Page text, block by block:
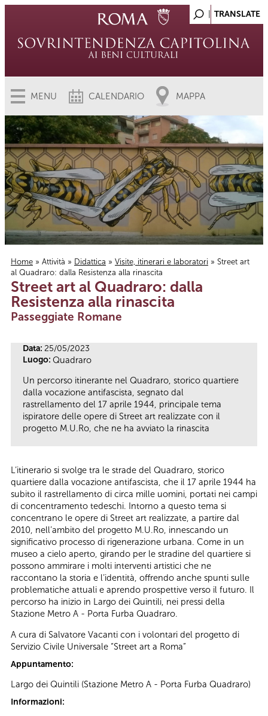
MENU CALENDARIO MAPPA
Tu sei qui
Home » Attività » Didattica » Visite, itinerari e laboratori » Street art
al Quadraro: dalla Resistenza alla rinascita
Street art al Quadraro: dalla
Resistenza alla rinascita
Passeggiate Romane
Data: 25/05/2023
Luogo: Quadraro
Un percorso itinerante nel Quadraro, storico quartiere
dalla vocazione antifascista, segnato dal
rastrellamento del 17 aprile 1944, principale tema
ispiratore delle opere di Street art realizzate con il
progetto M.U.Ro, che ne ha avviato la rinascita
L’itinerario si svolge tra le strade del Quadraro, storico
quartiere dalla vocazione antifascista, che il 17 aprile 1944 ha
subito il rastrellamento di circa mille uomini, portati nei campi
di concentramento tedeschi. Intorno a questo tema si
concentrano le opere di Street art realizzate, a partire dal
2010, nell’ambito del progetto M.U.Ro, innescando un
significativo processo di rigenerazione urbana. Come in un
museo a cielo aperto, girando per le stradine del quartiere si
possono ammirare i molti interventi artistici che ne
raccontano la storia e l’identità, offrendo anche spunti sulle
problematiche attuali e aprendo prospettive verso il futuro. Il
percorso ha inizio in Largo dei Quintili, nei pressi della
Stazione Metro A - Porta Furba Quadraro.
A cura di Salvatore Vacanti con i volontari del progetto di
Servizio Civile Universale “Street art a Roma”
Appuntamento:
Largo dei Quintili (Stazione Metro A - Porta Furba Quadraro)
Informazioni: